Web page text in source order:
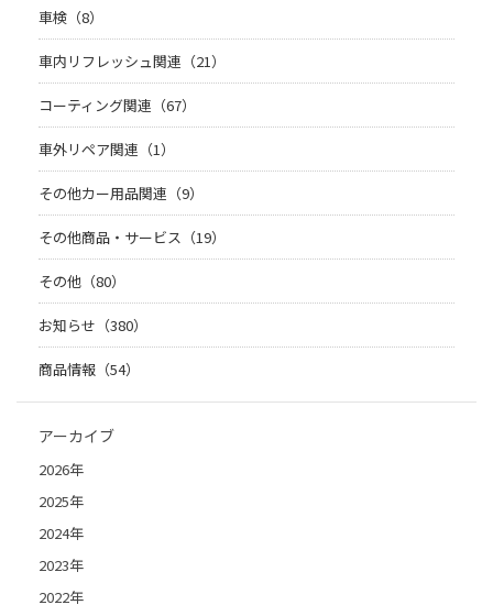
車検（8）
車内リフレッシュ関連（21）
コーティング関連（67）
車外リペア関連（1）
その他カー用品関連（9）
その他商品・サービス（19）
その他（80）
お知らせ（380）
商品情報（54）
アーカイブ
2026年
2025年
2024年
2023年
2022年